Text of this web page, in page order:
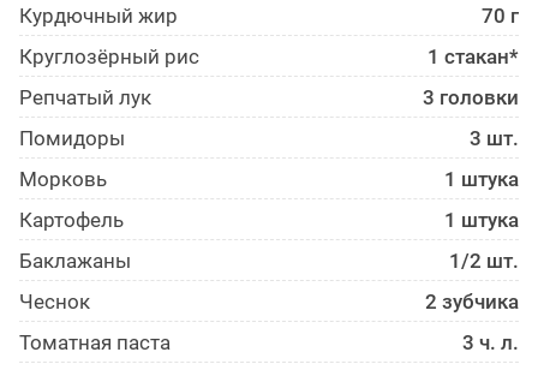
Курдючный жир
70 г
Круглозёрный рис
1 стакан*
Репчатый лук
3 головки
Помидоры
3 шт.
Морковь
1 штука
Картофель
1 штука
Баклажаны
1/2 шт.
Чеснок
2 зубчика
Томатная паста
3 ч. л.